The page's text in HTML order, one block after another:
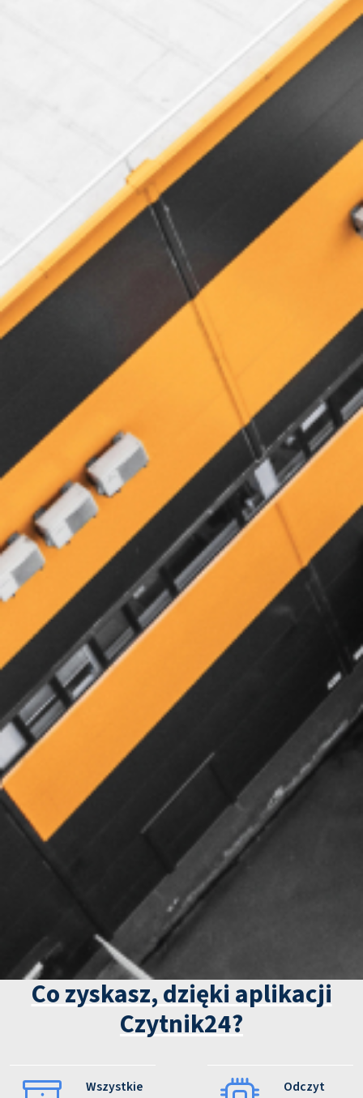
Co zyskasz, dzięki aplikacji
Czytnik24?
Wszystkie
Odczyt